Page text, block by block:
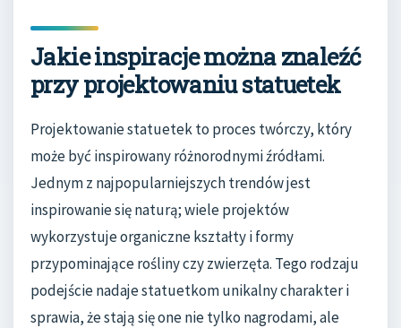
Jakie inspiracje można znaleźć
przy projektowaniu statuetek
Projektowanie statuetek to proces twórczy, który
może być inspirowany różnorodnymi źródłami.
Jednym z najpopularniejszych trendów jest
inspirowanie się naturą; wiele projektów
wykorzystuje organiczne kształty i formy
przypominające rośliny czy zwierzęta. Tego rodzaju
podejście nadaje statuetkom unikalny charakter i
sprawia, że stają się one nie tylko nagrodami, ale